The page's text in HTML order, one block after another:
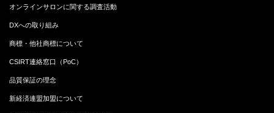
オンラインサロンに関する調査活動
DXへの取り組み
商標・他社商標について
CSIRT連絡窓口（PoC）
品質保証の理念
新経済連盟加盟について